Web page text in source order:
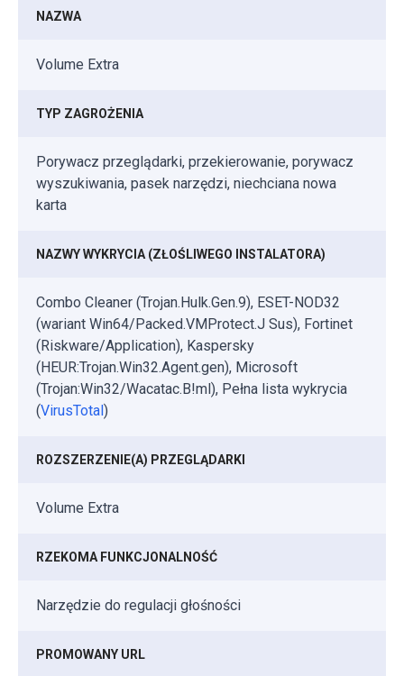
NAZWA
Volume Extra
TYP ZAGROŻENIA
Porywacz przeglądarki, przekierowanie, porywacz
wyszukiwania, pasek narzędzi, niechciana nowa
karta
NAZWY WYKRYCIA (ZŁOŚLIWEGO INSTALATORA)
Combo Cleaner (Trojan.Hulk.Gen.9), ESET-NOD32
(wariant Win64/Packed.VMProtect.J Sus), Fortinet
(Riskware/Application), Kaspersky
(HEUR:Trojan.Win32.Agent.gen), Microsoft
(Trojan:Win32/Wacatac.B!ml), Pełna lista wykrycia
(VirusTotal)
ROZSZERZENIE(A) PRZEGLĄDARKI
Volume Extra
RZEKOMA FUNKCJONALNOŚĆ
Narzędzie do regulacji głośności
PROMOWANY URL